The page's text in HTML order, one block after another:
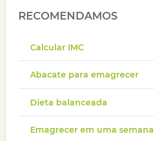
RECOMENDAMOS
Calcular IMC
Abacate para emagrecer
Dieta balanceada
Emagrecer em uma semana